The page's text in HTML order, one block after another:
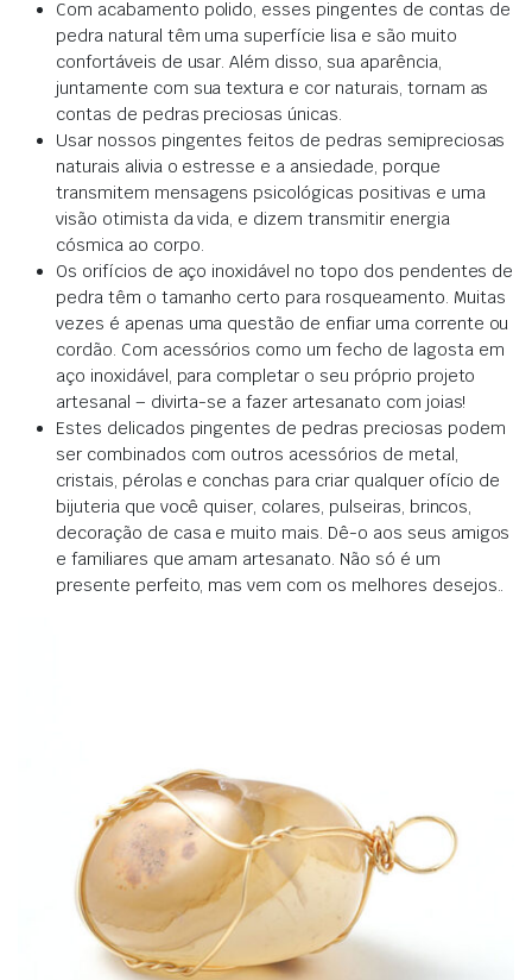
Com acabamento polido, esses pingentes de contas de
pedra natural têm uma superfície lisa e são muito
confortáveis ​​de usar.Além disso, sua aparência,
juntamente com sua textura e cor naturais, tornam as
contas de pedras preciosas únicas.
Usar nossos pingentes feitos de pedras semipreciosas
naturais alivia o estresse e a ansiedade, porque
transmitem mensagens psicológicas positivas e uma
visão otimista da vida, e dizem transmitir energia
cósmica ao corpo.
Os orifícios de aço inoxidável no topo dos pendentes de
pedra têm o tamanho certo para rosqueamento. Muitas
vezes é apenas uma questão de enfiar uma corrente ou
cordão. Com acessórios como um fecho de lagosta em
aço inoxidável, para completar o seu próprio projeto
artesanal – divirta-se a fazer artesanato com joias!
Estes delicados pingentes de pedras preciosas podem
ser combinados com outros acessórios de metal,
cristais, pérolas e conchas para criar qualquer ofício de
bijuteria que você quiser, colares, pulseiras, brincos,
decoração de casa e muito mais. Dê-o aos seus amigos
e familiares que amam artesanato. Não só é um
presente perfeito, mas vem com os melhores desejos..